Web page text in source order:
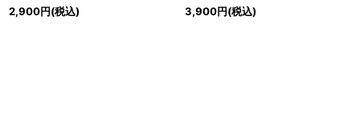
2,900円(税込)
3,900円(税込)